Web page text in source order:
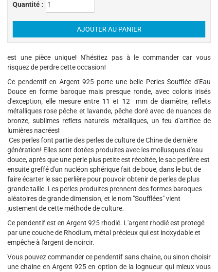
Quantité :
est une pièce unique! N'hésitez pas à le commander car vous
risquez de perdre cette occasion!
Ce pendentif en Argent 925 porte une belle Perles Soufflée d'Eau
Douce en forme baroque mais presque ronde, avec coloris irisés
d'exception, elle mesure entre 11 et 12 mm de diamètre, reflets
métalliques rose pêche et lavande, pêche doré avec de nuances de
bronze, sublimes reflets naturels métalliques, un feu d'artifice de
lumières nacrées!
Ces perles font partie des perles de culture de Chine de dernière
génération! Elles sont dotées produites avec les mollusques d'eau
douce, après que une perle plus petite est récoltée, le sac perlière est
ensuite greffé d'un nucléon sphérique fait de boue, dans le but de
faire écarter le sac perlière pour pouvoir obtenir de perles de plus
grande taille. Les perles produites prennent des formes baroques
aléatoires de grande dimension, et le nom "Soufflées" vient
justement de cette méthode de culture.
Ce pendentif est en Argent 925 rhodié. L'argent rhodié est protegé
par une couche de Rhodium, métal précieux qui est inoxydable et
empêche à l'argent de noircir.
Vous pouvez commander ce pendentif sans chaine, ou sinon choisir
une chaine en Argent 925 en option de la lognueur qui mieux vous